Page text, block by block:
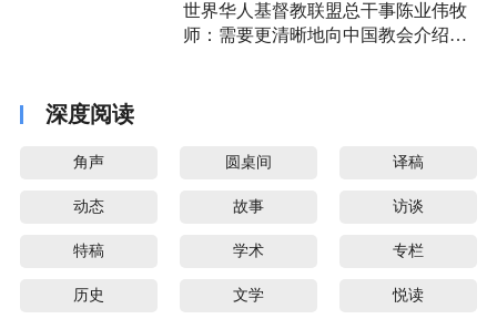
世界华人基督教联盟总干事陈业伟牧
师：需要更清晰地向中国教会介绍福
深度阅读
角声 圆桌间 译稿
动态 故事 访谈
特稿 学术 专栏
历史 文学 悦读